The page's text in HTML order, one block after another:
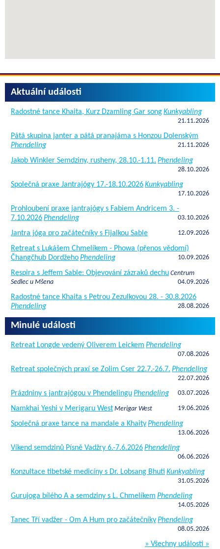
Aktuální události
Radostné tance Khaita, Kurz Dzamling Gar songKunkyabling
21.11.2026
Pátá skupina janter a pátá pranajáma s Honzou Dolenským
Phendeling
21.11.2026
Jakob Winkler Semdziny, rusheny, 28.10.-1.11. Phendeling
28.10.2026
Společná praxe Jantrajógy 17.-18.10.2026Kunkyabling
17.10.2026
Prohloubení praxe jantrajógy s Fabiem Andricem 3. -
7.10.2026Phendeling 03.10.2026
Jantra jóga pro začátečníky s Fijalkou Sable 12.09.2026
Retreat s Lukášem Chmelíkem - Phowa (přenos vědomí)
Čhangčhub DordžehoPhendeling 10.09.2026
Respira s Jeffem Sable: Objevování zázraků dechu Centrum
Sedlec u Mšena
04.09.2026
Radostné tance Khaita s Petrou Zezulkovou 28. - 30.8.2026
Phendeling
28.08.2026
Minulé události
Retreat Longde vedený Oliverem Leickem Phendeling
07.08.2026
Retreat společných praxí se Zolim Cser 22.7.-26.7. Phendeling
22.07.2026
Prázdniny s jantrajógou v PhendelinguPhendeling 03.07.2026
Namkhai Yeshi v Merigaru West Merigar West 19.06.2026
Společná praxe tance na mandale a KhaityPhendeling
13.06.2026
Víkend semdzinů Písně Vadžry 6.-7.6.2026Phendeling
06.06.2026
Konzultace tibetské medicíny s Dr. Lobsang Bhuti Kunkyabling
31.05.2026
Gurujoga bílého A a semdziny s L. Chmelíkem Phendeling
14.05.2026
Tanec Tří vadžer - Om A Hum pro začátečníkyPhendeling
08.05.2026
» Všechny události »